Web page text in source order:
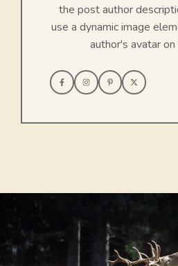
the post author
use a dynamic image
author's avatar